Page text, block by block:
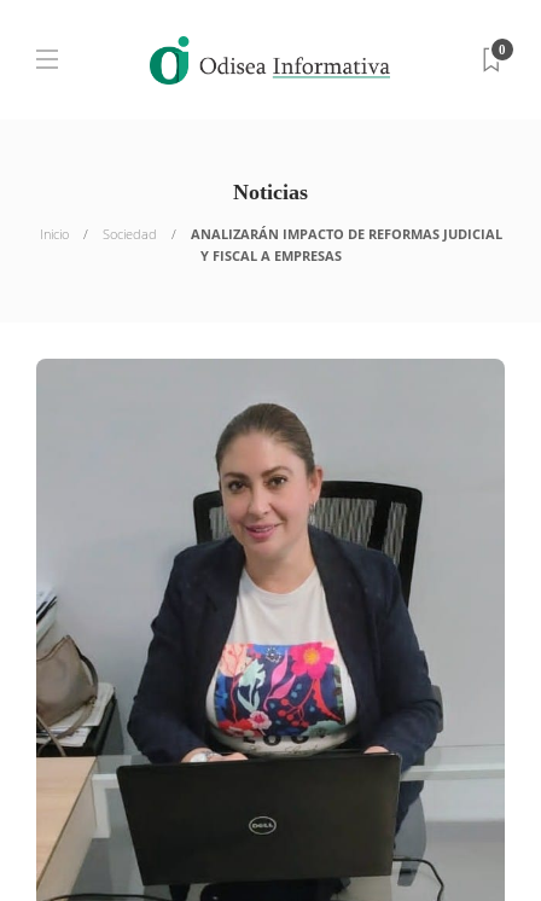
0
Noticias
Inicio Sociedad
ANALIZARÁN IMPACTO DE REFORMAS JUDICIAL
Y FISCAL A EMPRESAS